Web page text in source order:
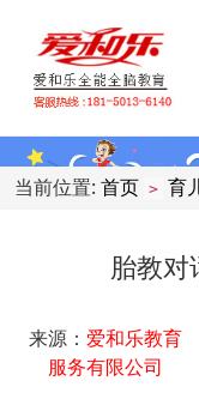
当前位置: 首页 > 育
胎教对
来源： 爱和乐教育
服务有限公司